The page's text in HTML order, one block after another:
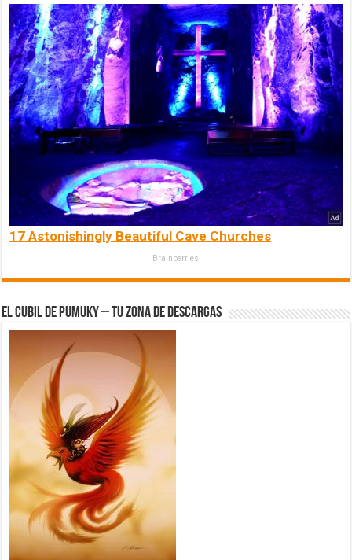
17 Astonishingly Beautiful Cave Churches
Brainberries
El Cubil de Pumuky – Tu zona de Descargas